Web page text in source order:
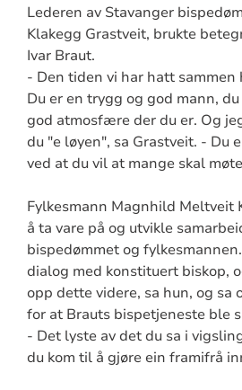
Lederen av Stavanger
Klakegg Grastveit, brukte
Ivar Braut.
- Den tiden vi har hatt
Du er en trygg og god mann,
god atmosfære der du er. Og
du "e løyen", sa Grastveit. - Du
ved at du vil at mange skal
Fylkesmann Magnhild Meltveit
å ta vare på og utvikle
bispedømmet og
dialog med konstituert biskop,
opp dette videre, sa hun, og sa
for at Brauts bispetjeneste ble
- Det lyste av det du sa i
du kom til å gjøre ein framifrå